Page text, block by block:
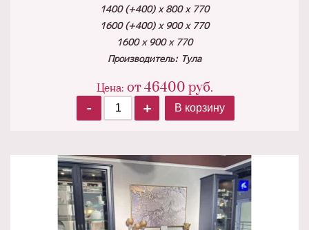
1400 (+400) х 800 х 770
1600 (+400) х 900 х 770
1600 х 900 х 770
Производитель: Тула
Цена: от46400 руб.
-
+ В корзину